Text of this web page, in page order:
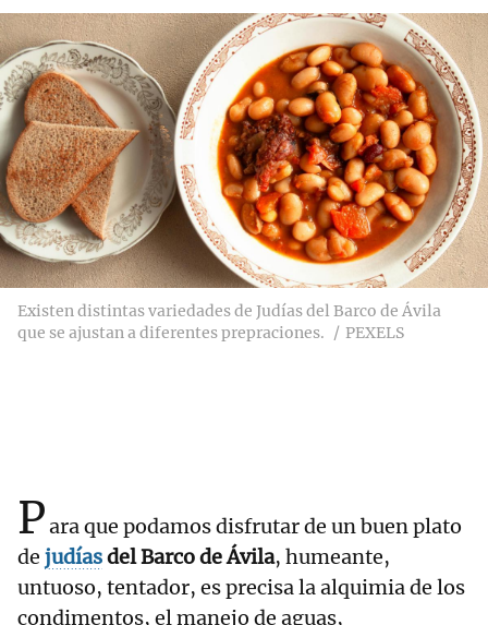
Existen distintas variedades de Judías del Barco de Ávila
que se ajustan a diferentes prepraciones.
PEXELS
Para que podamos disfrutar de un buen plato
de judíasdel Barco de Ávila, humeante,
untuoso, tentador, es precisa la alquimia de los
condimentos, el manejo de aguas,